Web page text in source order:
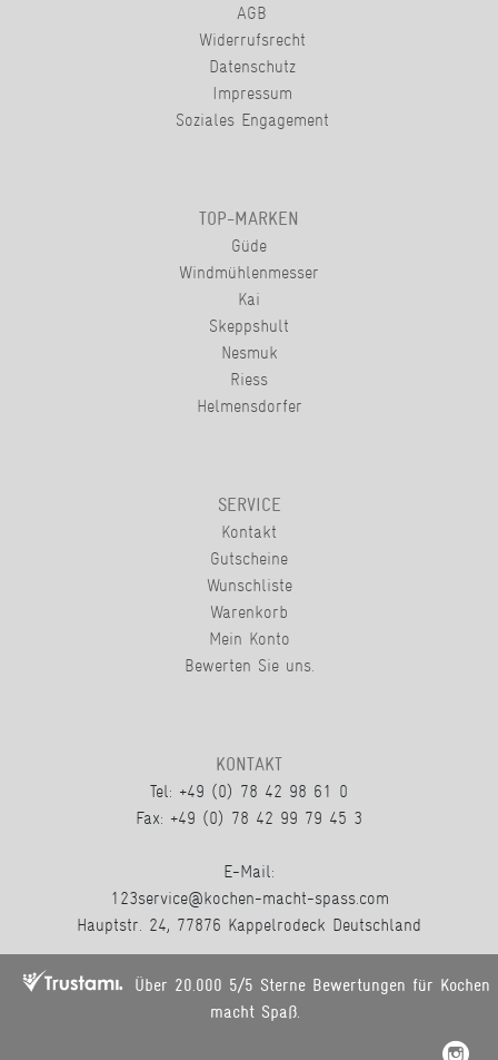
AGB
Widerrufsrecht
Datenschutz
Impressum
Soziales Engagement
TOP-MARKEN
Güde
Windmühlenmesser
Kai
Skeppshult
Nesmuk
Riess
Helmensdorfer
SERVICE
Kontakt
Gutscheine
Wunschliste
Warenkorb
Mein Konto
Bewerten Sie uns.
KONTAKT
Tel: +49 (0) 78 42 98 61 0
Fax: +49 (0) 78 42 99 79 45 3
E-Mail:
123service@kochen-macht-spass.com
Hauptstr. 24, 77876 Kappelrodeck Deutschland
Über 20.000 5/5 Sterne Bewertungen für Kochen
macht Spaß.